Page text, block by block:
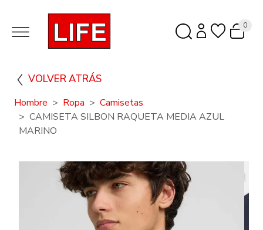
0
VOLVER ATRÁS
Hombre Ropa
Camisetas
CAMISETA SILBON RAQUETA MEDIA AZUL
MARINO